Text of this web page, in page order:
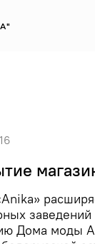
Дома моды